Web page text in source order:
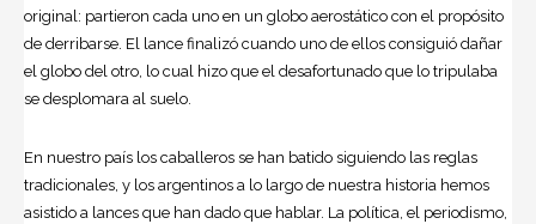
original: partieron cada uno en un globo aerostático con el propósito
de derribarse. El lance finalizó cuando uno de ellos consiguió dañar
el globo del otro, lo cual hizo que el desafortunado que lo tripulaba
se desplomara al suelo.
En nuestro país los caballeros se han batido siguiendo las reglas
tradicionales, y los argentinos a lo largo de nuestra historia hemos
asistido a lances que han dado que hablar. La política, el periodismo,